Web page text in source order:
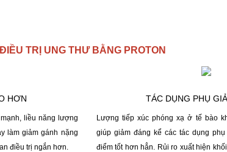
ĐIỀU TRỊ UNG THƯ BẰNG PROTON
HƠN
liều năng lượng
làm giảm gánh nặng
điều trị ngắn hơn.
TÁC DỤNG PHỤ
Lượng tiếp xúc phóng xạ ở tế bào
giúp giảm đáng kể các tác dụng
điểm tốt hơn hẳn. Rủi ro xuất hiện